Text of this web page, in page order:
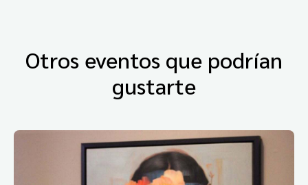
Otros eventos que podrían
gustarte